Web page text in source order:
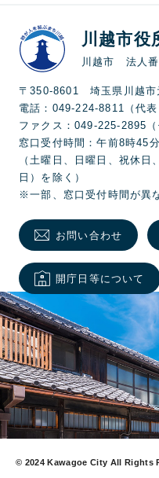
川越市役
川越市 法人
〒350-8601 埼玉県川越市
電話：049-224-8811（代表
ファクス：049-225-2895（
窓口受付時間：午前8時45
（土曜日、日曜日、祝休
日）を除く）
※一部、窓口受付時間が異
お問い合わせ
開庁日等について
© 2024 Kawagoe City All Rights